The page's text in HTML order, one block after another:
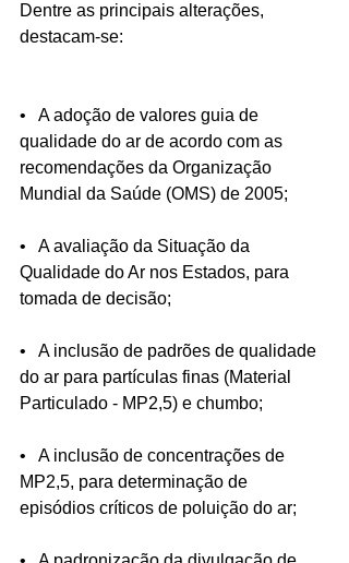
Dentre as principais alterações,
destacam-se:
•   A adoção de valores guia de
qualidade do ar de acordo com as
recomendações da Organização
Mundial da Saúde (OMS) de 2005;
•   A avaliação da Situação da
Qualidade do Ar nos Estados, para
tomada de decisão;
•   A inclusão de padrões de qualidade
do ar para partículas finas (Material
Particulado - MP2,5) e chumbo;
•   A inclusão de concentrações de
MP2,5, para determinação de
episódios críticos de poluição do ar;